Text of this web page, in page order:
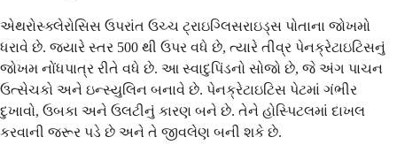
એથરોસ્ક્લેરોસિસ ઉપરાંત ઉચ્ચ ટ્રાઇગ્લિસરાઇડ્સ પોતાના જોખમો
ધરાવે છે. જ્યારે સ્તર 500 થી ઉપર વધે છે, ત્યારે તીવ્ર પેનક્રેટાઇટિસનું
જોખમ નોંધપાત્ર રીતે વધે છે. આ સ્વાદુપિંડનો સોજો છે, જે અંગ પાચન
ઉત્સેચકો અને ઇન્સ્યુલિન બનાવે છે. પેનક્રેટાઇટિસ પેટમાં ગંભીર
દુખાવો, ઉબકા અને ઉલટીનું કારણ બને છે. તેને હોસ્પિટલમાં દાખલ
કરવાની જરૂર પડે છે અને તે જીવલેણ બની શકે છે.